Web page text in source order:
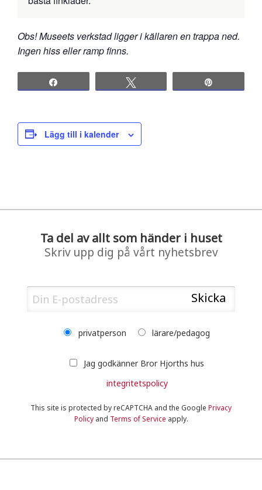
Obs! Museets verkstad ligger i källaren en trappa ned.
Ingen hiss eller ramp finns.
Lägg till i kalender
Ta del av allt som händer i huset
Skriv upp dig på vårt nyhetsbrev
privatperson lärare/pedagog
Jag godkänner Bror Hjorths hus
integritetspolicy
This site is protected by reCAPTCHA and the Google Privacy
Policyand Terms of Service apply.